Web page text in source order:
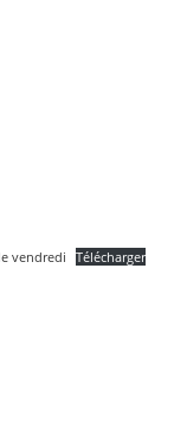
vendredi Télécharger